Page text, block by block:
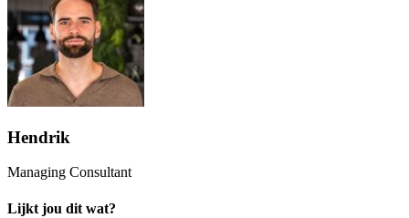
Hendrik
Managing Consultant
Lijkt jou dit wat?